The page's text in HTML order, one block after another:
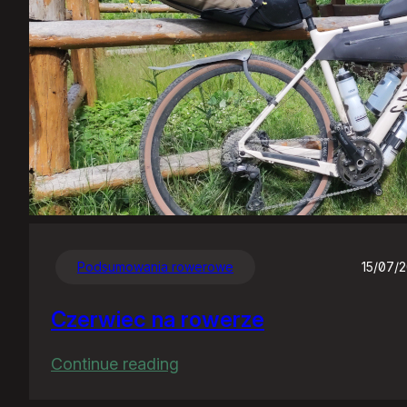
Podsumowania rowerowe 15/07/
Czerwiec na rowerze
Continue reading